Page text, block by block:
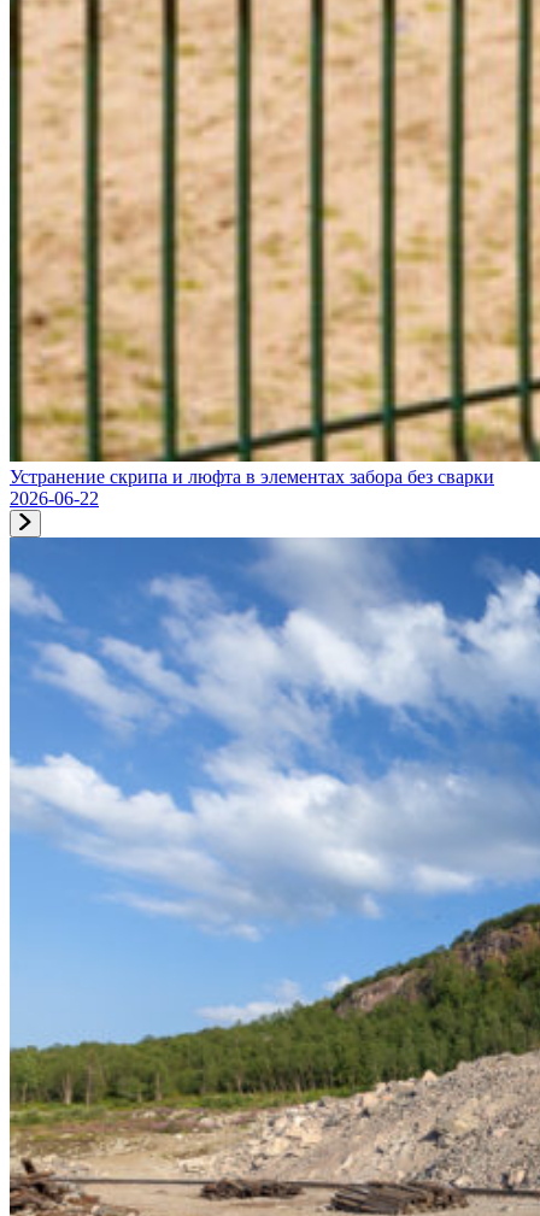
Устранение скрипа и люфта в элементах забора без сварки
2026-06-22